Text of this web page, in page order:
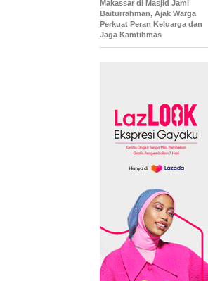
Makassar di Masjid Jami
Baiturrahman, Ajak Warga
Perkuat Peran Keluarga dan
Jaga Kamtibmas